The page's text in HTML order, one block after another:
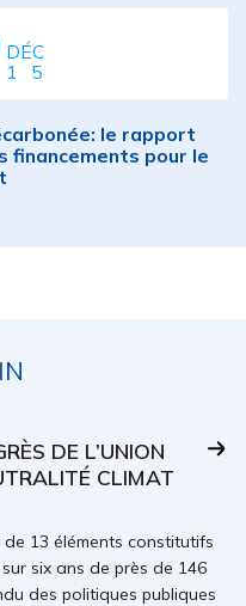
DÉC
le rapport
financements pour le
DE L’UNION
CLIMAT
de 13 éléments constitutifs
six ans de près de 146
des politiques publiques